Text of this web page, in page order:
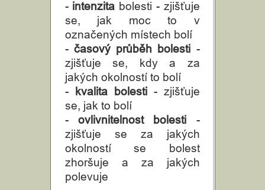
- intenzita bolesti - zjišťuje
se, jak moc to v
označených místech bolí
- časový průběh bolesti -
zjišťuje se, kdy a za
jakých okolností to bolí
- kvalita bolesti- zjišťuje
se, jak to bolí
- ovlivnitelnost bolesti -
zjišťuje se za jakých
okolností se bolest
zhoršuje a za jakých
polevuje